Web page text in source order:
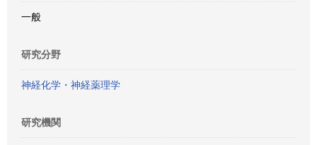
一般
研究分野
神経化学・神経薬理学
研究機関